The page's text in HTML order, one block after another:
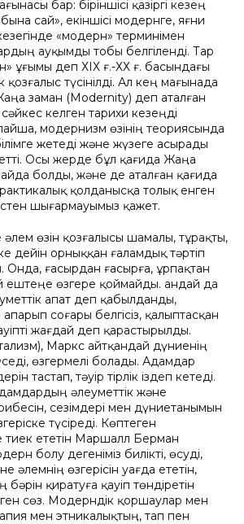
бар: біріншісі қазіргі кезең
сай», екіншісі модернге, яғни
«модерн» терминімен
ауқымды тобы белгіленді. Тар
ұғымы деп ХІХ ғ.-ХХ ғ. басындағы
түсінілді. Ал кең мағынада
заман (Modernity) деп аталған
сəйкес келген тарихи кезеңді
модернизм өзінің теориясында
жетеді және жүзеге асырады
Осы жерде бұл қағида Жаңа
болды, және де аталған қағида
қолданысқа толық енген
шығармауымыз қажет.
өзін қозғалысы шамалы, тұрақты,
дейін орныққан ғаламдық тәртіп
Онда, ғасырдан ғасырға, ұрпақтан
ештеңе өзгере қоймайды. Қандай да
апат деп қабылданды,
соғары белгісіз, қалыптасқан
жағдай деп қарастырылды.
Маркс айтқандай дүниенің
өзгермелі болады. Адамдар
тастап, тәуір тірлік іздеп кетеді.
әлеуметтік және
сезімдері мен дүниетанымын
түсіреді. Көптеген
тиек ететін Маршалл Берман
болу дегеніміз билікті, өсуді,
әлемнің өзгерісін уағда ететін,
қиратуға қауіп төндіретін
сөз. Модерндік қоршаулар мен
мен этникалықтың, тап пен